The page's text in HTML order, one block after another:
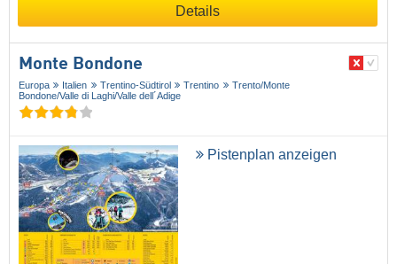
Details
Monte Bondone
Europa Italien Trentino-Südtirol Trentino
Trento/​Monte
Bondone/​Valle di Laghi/​Valle dell´Adige
Pistenplan anzeigen